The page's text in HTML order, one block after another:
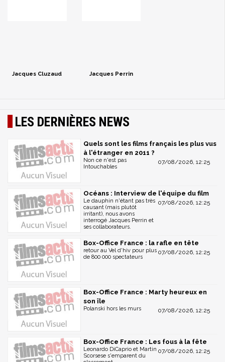
Jacques Cluzaud Jacques Perrin
LES DERNIÈRES NEWS
Quels sont les films français les plus vus
à l'étranger en 2011 ?
07/08/2026, 12:25
Non ce n'est pas
Intouchables
Océans : Interview de l'équipe du film
07/08/2026, 12:25
Le dauphin n'étant pas très
causant (mais plutôt
irritant), nous avons
interrogé Jacques Perrin et
ses collaborateurs.
Box-Office France : la rafle en tête
07/08/2026, 12:25
retour au Vel d'hiv pour plus
de 800 000 spectateurs
Box-Office France : Marty heureux en
son île
07/08/2026, 12:25
Polanski hors les murs
Box-Office France : Les fous à la fête
07/08/2026, 12:25
Leonardo DiCaprio et Martin
Scorsese s'emparent du